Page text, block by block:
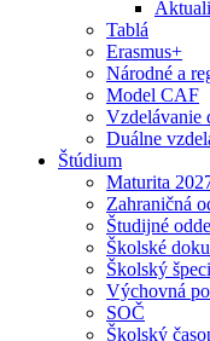
Tablá
Erasmus+
Národné a
Model CAF
Vzdelávanie
Duálne
Štúdium
Maturita
Zahraničná
Študijné
Školské
Školský
Výchovná
SOČ
Školský